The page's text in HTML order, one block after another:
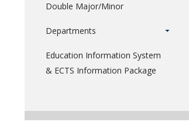
Double Major/Minor
Departments
Education Information System
& ECTS Information Package